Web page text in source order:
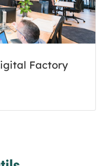
Factory